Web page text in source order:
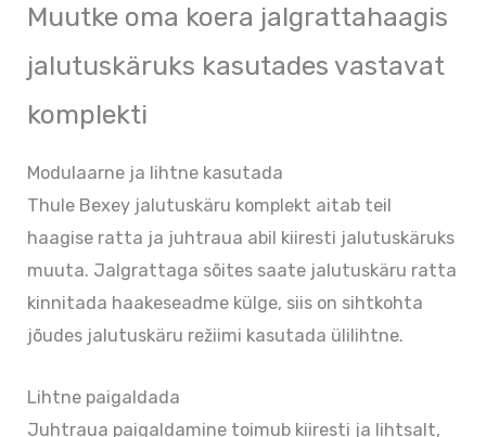
Muutke oma koera jalgrattahaagis
jalutuskäruks kasutades vastavat
komplekti
Modulaarne ja lihtne kasutada
Thule Bexey jalutuskäru komplekt aitab teil
haagise ratta ja juhtraua abil kiiresti jalutuskäruks
muuta. Jalgrattaga sõites saate jalutuskäru ratta
kinnitada haakeseadme külge, siis on sihtkohta
jõudes jalutuskäru režiimi kasutada ülilihtne.
Lihtne paigaldada
Juhtraua paigaldamine toimub kiiresti ja lihtsalt,